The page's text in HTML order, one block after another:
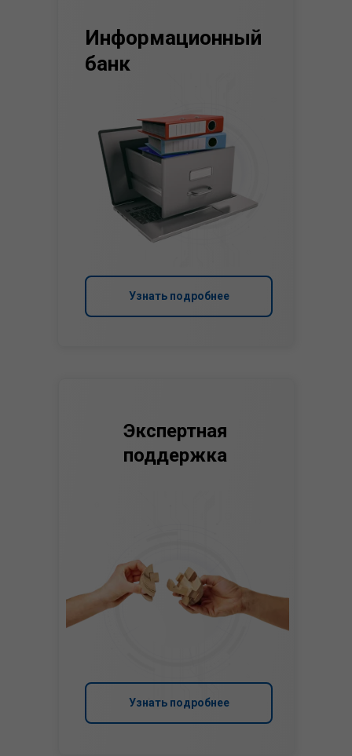
Узнать подробнее
Информационный
банк
Узнать подробнее
Экспертная
поддержка